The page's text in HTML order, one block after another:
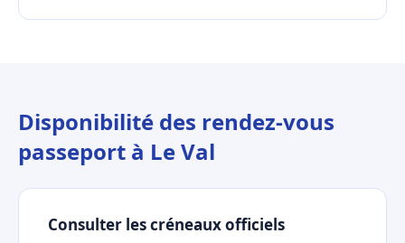
Disponibilité des rendez-vous
passeport à Le Val
Consulter les créneaux officiels